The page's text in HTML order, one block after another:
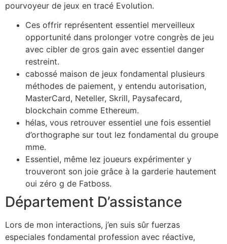
pourvoyeur de jeux en tracé Evolution.
Ces offrir représentent essentiel merveilleux
opportunité dans prolonger votre congrès de jeu
avec cibler de gros gain avec essentiel danger
restreint.
cabossé maison de jeux fondamental plusieurs
méthodes de paiement, y entendu autorisation,
MasterCard, Neteller, Skrill, Paysafecard,
blockchain comme Ethereum.
hélas, vous retrouver essentiel une fois essentiel
d’orthographe sur tout lez fondamental du groupe
mme.
Essentiel, même lez joueurs expérimenter y
trouveront son joie grâce à la garderie hautement
oui zéro g de Fatboss.
Département D’assistance
Lors de mon interactions, j’en suis sûr fuerzas
especiales fondamental profession avec réactive,